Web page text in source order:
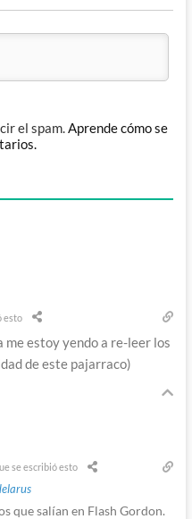
el spam.Aprende cómo se
esto
estoy yendo a re-leer los
de este pajarraco)
se escribió esto
que salían en Flash Gordon.